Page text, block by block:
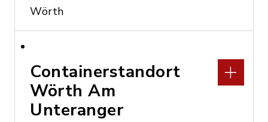
Wörth
Containerstandort
Wörth Am
Unteranger